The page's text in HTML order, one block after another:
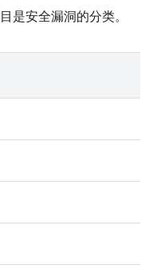
是安全漏洞的分类。